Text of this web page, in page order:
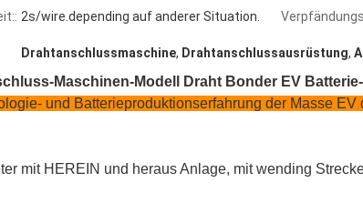
2s/wire.depending auf anderer Situation.
Drahtanschlussmaschine, Drahtanschlussausrüstung,
Maschinen-Modell Draht Bonder EV Batterie-
und Batterieproduktionserfahrung der Masse
mit HEREIN und heraus Anlage, mit wending